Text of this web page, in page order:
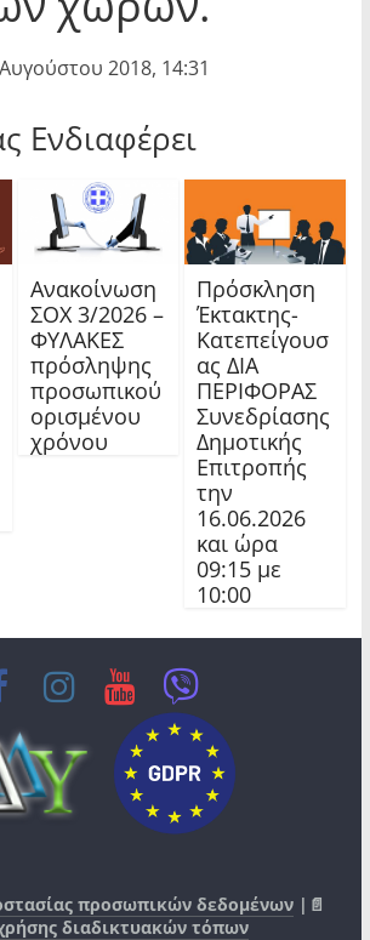
2018, 14:31
Ενδιαφέρει
Ανακοίνωση
ΣΟΧ 3/2026 –
ΦΥΛΑΚΕΣ
πρόσληψης
προσωπικού
ορισμένου
χρόνου
Πρόσκληση
Έκτακτης-
Κατεπείγουσ
ας ΔΙΑ
ΠΕΡΙΦΟΡΑΣ
Συνεδρίασης
Δημοτικής
Επιτροπής
την
16.06.2026
και ώρα
09:15 με
10:00
προσωπικών δεδομένων |📄
διαδικτυακών τόπων